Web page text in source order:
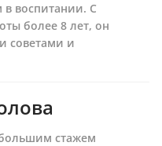
воспитании. С
более 8 лет, он
советами и
стажем